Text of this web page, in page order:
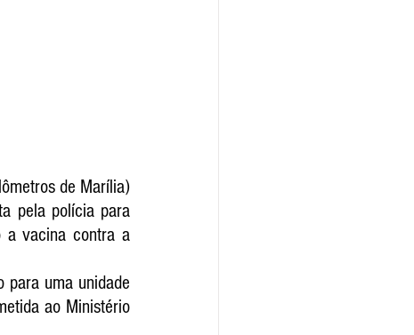
pela polícia para
a vacina contra a
para uma unidade
ao Ministério